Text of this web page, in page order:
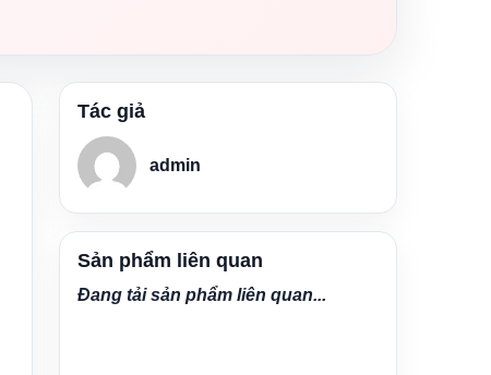
Tác giả
admin
Sản phẩm liên quan
Đang tải sản phẩm liên quan...